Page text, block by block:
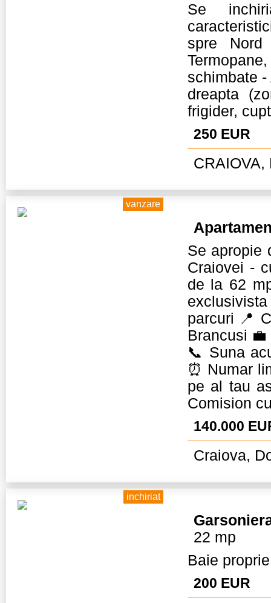
Se
spre
schimbate
dreapta
frigider,
250 EUR
CRAIOVA,
vanzare
Se apropie
Craiovei -
de la 62
parcuri 📍
Brancusi
📞 Suna
⏰ Numar
pe al tau
Comision
140.000
Craiova,
inchiriat
22 mp
Baie
200 EUR